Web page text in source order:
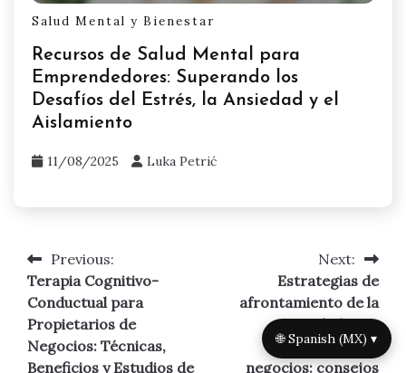
Salud Mental y Bienestar
Recursos de Salud Mental para
Emprendedores: Superando los
Desafíos del Estrés, la Ansiedad y el
Aislamiento
11/08/2025 Luka Petrić
Post
navigation
Previous:
Terapia Cognitivo-
Conductual para
Propietarios de
Negocios: Técnicas,
Beneficios y Estudios de
Next:
Estrategias de
afrontamiento de la
ansiedad para
propietarios de
negocios: consejos
🌐 Spanish (MX) ▾